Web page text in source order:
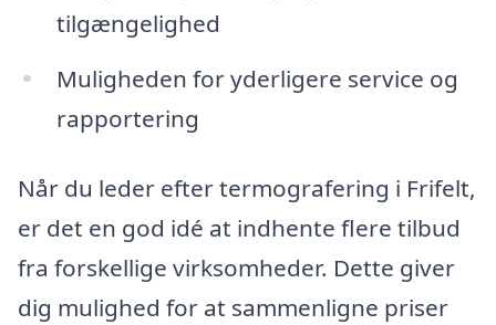
tilgængelighed
Muligheden for yderligere service og
rapportering
Når du leder efter termografering i Frifelt,
er det en god idé at indhente flere tilbud
fra forskellige virksomheder. Dette giver
dig mulighed for at sammenligne priser